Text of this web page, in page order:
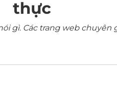
thực
gì. Các trang web